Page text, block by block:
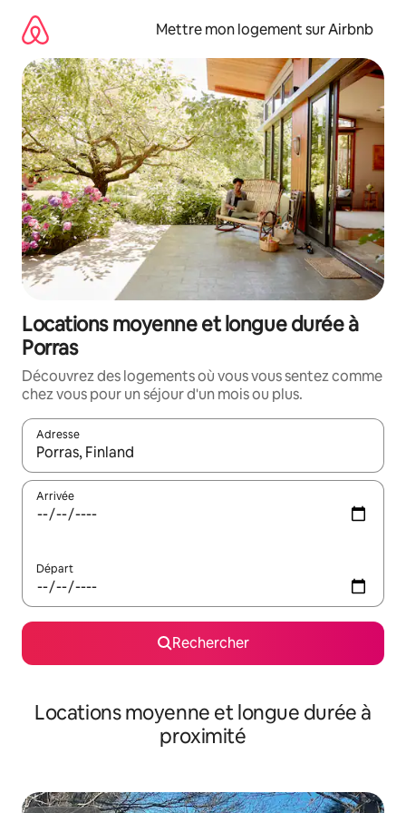
directement
contenu
Mettre mon logement sur Airbnb
Locations moyenne et longue durée à
Porras
Découvrez des logements où vous vous sentez comme
chez vous pour un séjour d'un mois ou plus.
Adresse
Lorsque les résultats s'affichent, utilisez les flèches vers le
Arrivée
Départ
Rechercher
Locations moyenne et longue durée à
proximité